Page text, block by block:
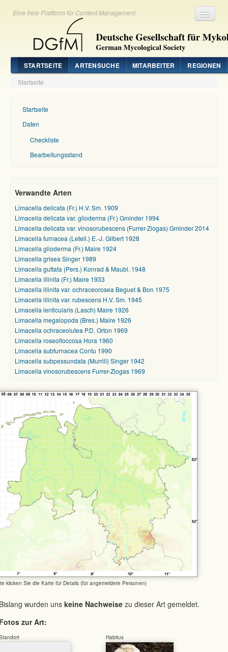
Eine freie Plattform für Content Management
STARTSEITE ARTENSUCHE MITARBEITER REGIONEN
Startseite
Startseite
Daten
Checkliste
Bearbeitungsstand
Verwandte Arten
Limacella delicata (Fr.) H.V. Sm. 1909
Limacella delicata var. glioderma (Fr.) Gminder 1994
Limacella delicata var. vinosorubescens (Furrer-Ziogas) Gminder 2014
Limacella furnacea (Letell.) E.-J. Gilbert 1928
Limacella glioderma (Fr.) Maire 1924
Limacella grisea Singer 1989
Limacella guttata (Pers.) Konrad & Maubl. 1948
Limacella illinita (Fr.) Maire 1933
Limacella illinita var. ochraceorosea Beguet & Bon 1975
Limacella illinita var. rubescens H.V. Sm. 1945
Limacella lenticularis (Lasch) Maire 1926
Limacella megalopoda (Bres.) Maire 1926
Limacella ochraceolutea P.D. Orton 1969
Limacella roseofloccosa Hora 1960
Limacella subfurnacea Contu 1990
Limacella subpessundata (Murrill) Singer 1942
Limacella vinosorubescens Furrer-Ziogas 1969
klicken Sie die Karte für Details (für angemeldete Personen)
wurden uns keine Nachweise zu dieser Art gemeldet.
zur Art:
Habitus